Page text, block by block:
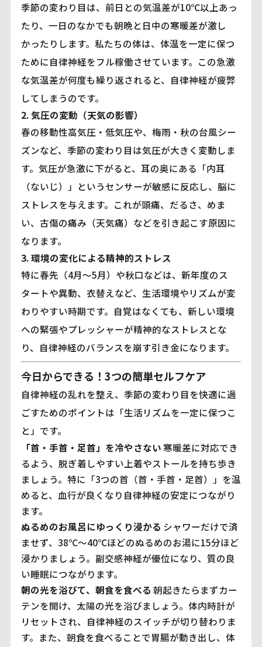
季節の変わり目は、前日との気温差が10℃以上あっ
たり、一日のなかでも朝晩と日中の寒暖差が激し
かったりします。私たちの体は、体温を一定に保つ
ために自律神経をフル稼働させています。この急激
な気温差が何度も繰り返されると、自律神経が疲弊
してしまうのです。
2. 気圧の変動（天気の影響）
春の移動性高気圧・低気圧や、梅雨・秋の台風シー
ズンなど、季節の変わり目は気圧が大きく変動しま
す。気圧が急激に下がると、耳の奥にある「内耳
（ないじ）」というセンサーが敏感に反応し、脳に
ストレスを与えます。これが頭痛、だるさ、めま
い、古傷の痛み（天気痛）などを引き起こす原因に
なります。
3. 環境の変化による精神的ストレス
特に春先（4月〜5月）や秋口などは、新年度のス
タートや異動、衣替えなど、生活環境やリズムが変
わりやすい時期です。自覚はなくても、新しい環境
への緊張やプレッシャーが精神的なストレスとな
り、自律神経のバランスを崩す引き金になります。
今日からできる！3つの簡単セルフケア
自律神経の乱れを整え、季節の変わり目を快適に過
ごすためのポイントは「生活リズムを一定に保つこ
と」です。
「首・手首・足首」を冷やさない寒暖差に対応でき
るよう、脱ぎ着しやすい上着やストールを持ち歩き
ましょう。特に「3つの首（首・手首・足首）」を温
めると、血行が良くなり自律神経の安定につながり
ます。
ぬるめのお風呂にゆっくり浸かる シャワーだけで済
ませず、38℃〜40℃ほどのぬるめのお湯に15分ほど
浸かりましょう。副交感神経が優位になり、質の良
い睡眠につながります。
朝の光を浴びて、朝食を食べる 朝起きたらまずカー
テンを開け、太陽の光を浴びましょう。体内時計が
リセットされ、自律神経のスイッチが切り替わりま
す。また、朝食を食べることで胃腸が動き出し、体